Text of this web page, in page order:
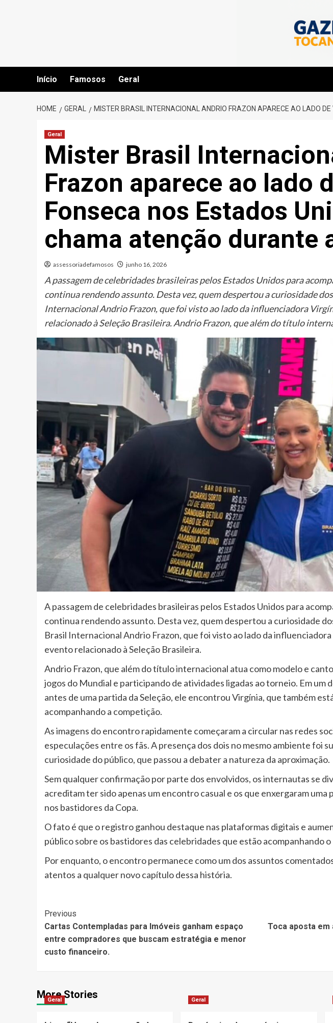
Início Famosos Geral
HOME GERAL MISTER BRASIL INTERNACIONAL ANDRIO FRAZON APARECE AO LADO
Geral
Mister Brasil
Frazon aparece ao lado
Fonseca nos Estados
chama atenção durante
assessoriadefamosos junho 16, 2026
A passagem de celebridades brasileiras pelos Estados Unidos para
continua rendendo assunto. Desta vez, quem despertou a curiosidade
Internacional Andrio Frazon, que foi visto ao lado da influenciadora
relacionado à Seleção Brasileira. Andrio Frazon, que além do título
A passagem de celebridades brasileiras pelos Estados Unidos para
continua rendendo assunto. Desta vez, quem despertou a curiosidade
Brasil Internacional Andrio Frazon, que foi visto ao lado da
evento relacionado à Seleção Brasileira.
Andrio Frazon, que além do título internacional atua como modelo e
jogos do Mundial e participando de atividades ligadas ao torneio. Em um
antes de uma partida da Seleção, ele encontrou Virgínia, que também
acompanhando a competição.
As imagens do encontro rapidamente começaram a circular nas redes
especulações entre os fãs. A presença dos dois no mesmo ambiente foi
curiosidade do público, que passou a debater a natureza da aproximação.
Sem qualquer confirmação por parte dos envolvidos, os internautas se
acreditam ter sido apenas um encontro casual e os que enxergaram uma
nos bastidores da Copa.
O fato é que o registro ganhou destaque nas plataformas digitais e
público sobre os bastidores das celebridades que estão acompanhando
Por enquanto, o encontro permanece como um dos assuntos
atentos a qualquer novo capítulo dessa história.
Post
Navigation
Previous
Cartas Contempladas para Imóveis ganham espaço
entre compradores que buscam estratégia e menor
custo financeiro.
Toca aposta em
More Stories
Geral Geral